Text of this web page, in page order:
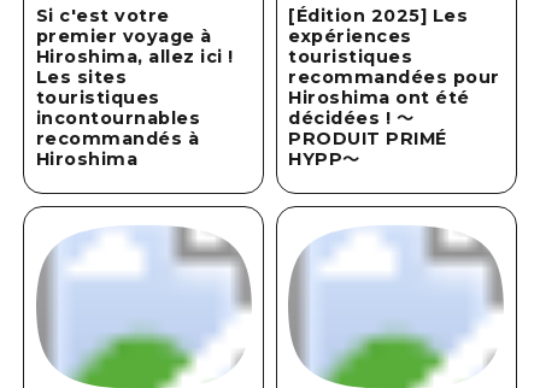
Si c'est votre
premier voyage à
Hiroshima, allez ici !
Les sites
touristiques
incontournables
recommandés à
Hiroshima
[Édition 2025] Les
expériences
touristiques
recommandées pour
Hiroshima ont été
décidées ! ～
PRODUIT PRIMÉ
HYPP～